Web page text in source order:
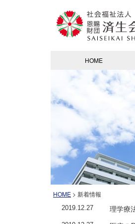
HOME
HOME > 新着情報
2019.12.27 理学療